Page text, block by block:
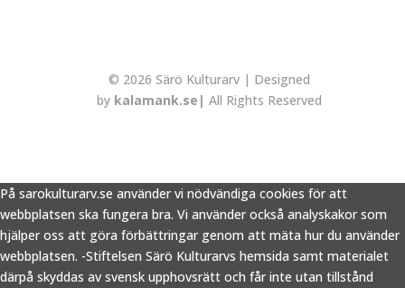
© 2026 Särö Kulturarv | Designed
by kalamank.se| All Rights Reserved
På sarokulturarv.se använder vi nödvändiga cookies för att
webbplatsen ska fungera bra. Vi använder också analyskakor som
hjälper oss att göra förbättringar genom att mäta hur du använder
webbplatsen. -Stiftelsen Särö Kulturarvs hemsida samt materialet
därpå skyddas av svensk upphovsrätt och får inte utan tillstånd